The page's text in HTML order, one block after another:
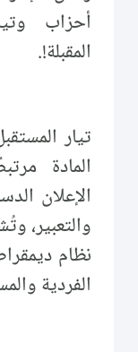
أحزاب
المقبلة!.
تيار
الإعلان
والتعبير،
نظام
الفردية